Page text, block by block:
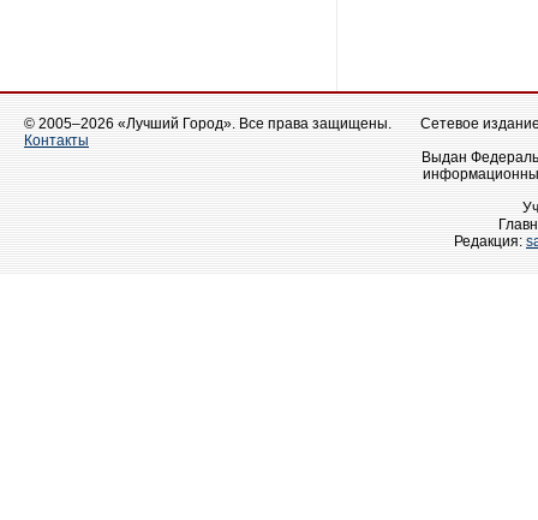
© 2005–2026 «Лучший Город». Все права защищены.
Контакты
Сетевое
Выдан
Редакция: